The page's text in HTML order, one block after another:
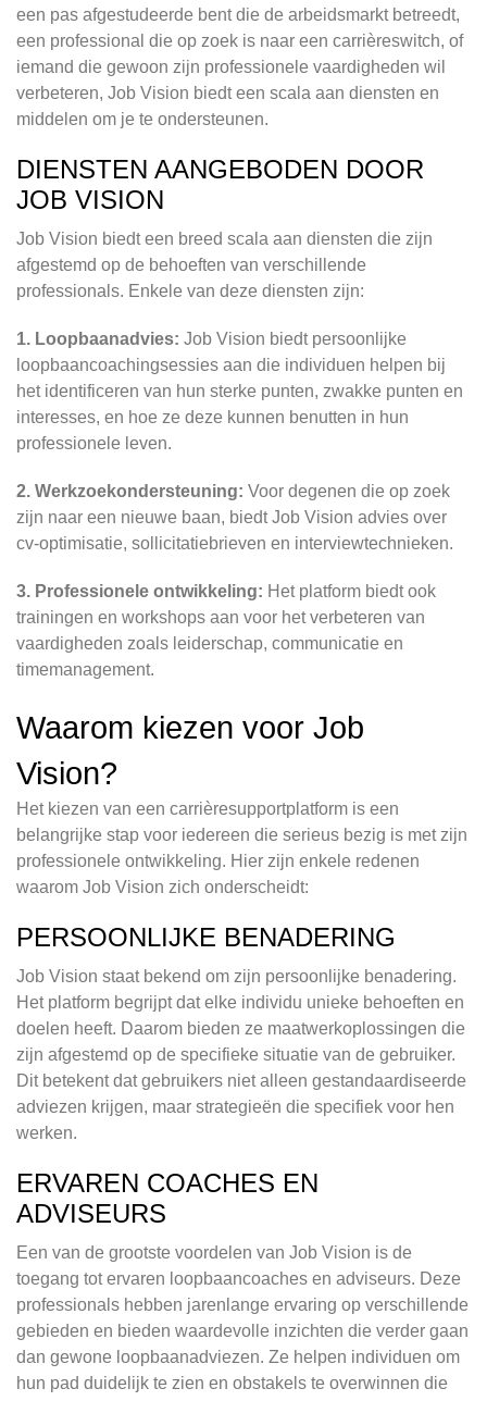
een pas afgestudeerde bent die de arbeidsmarkt betreedt,
een professional die op zoek is naar een carrièreswitch, of
iemand die gewoon zijn professionele vaardigheden wil
verbeteren, Job Vision biedt een scala aan diensten en
middelen om je te ondersteunen.
DIENSTEN AANGEBODEN DOOR
JOB VISION
Job Vision biedt een breed scala aan diensten die zijn
afgestemd op de behoeften van verschillende
professionals. Enkele van deze diensten zijn:
1. Loopbaanadvies: Job Vision biedt persoonlijke
loopbaancoachingsessies aan die individuen helpen bij
het identificeren van hun sterke punten, zwakke punten en
interesses, en hoe ze deze kunnen benutten in hun
professionele leven.
2. Werkzoekondersteuning: Voor degenen die op zoek
zijn naar een nieuwe baan, biedt Job Vision advies over
cv-optimisatie, sollicitatiebrieven en interviewtechnieken.
3. Professionele ontwikkeling: Het platform biedt ook
trainingen en workshops aan voor het verbeteren van
vaardigheden zoals leiderschap, communicatie en
timemanagement.
Waarom kiezen voor Job
Vision?
Het kiezen van een carrièresupportplatform is een
belangrijke stap voor iedereen die serieus bezig is met zijn
professionele ontwikkeling. Hier zijn enkele redenen
waarom Job Vision zich onderscheidt:
PERSOONLIJKE BENADERING
Job Vision staat bekend om zijn persoonlijke benadering.
Het platform begrijpt dat elke individu unieke behoeften en
doelen heeft. Daarom bieden ze maatwerkoplossingen die
zijn afgestemd op de specifieke situatie van de gebruiker.
Dit betekent dat gebruikers niet alleen gestandaardiseerde
adviezen krijgen, maar strategieën die specifiek voor hen
werken.
ERVAREN COACHES EN
ADVISEURS
Een van de grootste voordelen van Job Vision is de
toegang tot ervaren loopbaancoaches en adviseurs. Deze
professionals hebben jarenlange ervaring op verschillende
gebieden en bieden waardevolle inzichten die verder gaan
dan gewone loopbaanadviezen. Ze helpen individuen om
hun pad duidelijk te zien en obstakels te overwinnen die